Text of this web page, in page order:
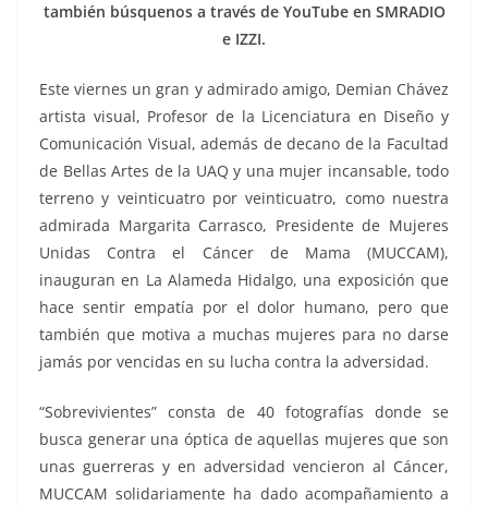
también búsquenos a través de YouTube en SMRADIO
e IZZI.
Este viernes un gran y admirado amigo, Demian Chávez
artista visual, Profesor de la Licenciatura en Diseño y
Comunicación Visual, además de decano de la Facultad
de Bellas Artes de la UAQ y una mujer incansable, todo
terreno y veinticuatro por veinticuatro, como nuestra
admirada Margarita Carrasco, Presidente de Mujeres
Unidas Contra el Cáncer de Mama (MUCCAM),
inauguran en La Alameda Hidalgo, una exposición que
hace sentir empatía por el dolor humano, pero que
también que motiva a muchas mujeres para no darse
jamás por vencidas en su lucha contra la adversidad.
“Sobrevivientes” consta de 40 fotografías donde se
busca generar una óptica de aquellas mujeres que son
unas guerreras y en adversidad vencieron al Cáncer,
MUCCAM solidariamente ha dado acompañamiento a